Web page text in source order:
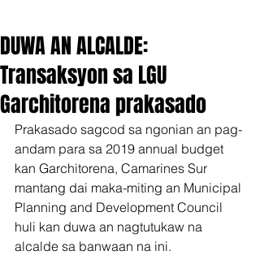
DUWA AN ALCALDE:
Transaksyon sa LGU
Garchitorena prakasado
Prakasado sagcod sa ngonian an pag-
andam para sa 2019 annual budget
kan Garchitorena, Camarines Sur
mantang dai maka-miting an Municipal
Planning and Development Council
huli kan duwa an nagtutukaw na
alcalde sa banwaan na ini.